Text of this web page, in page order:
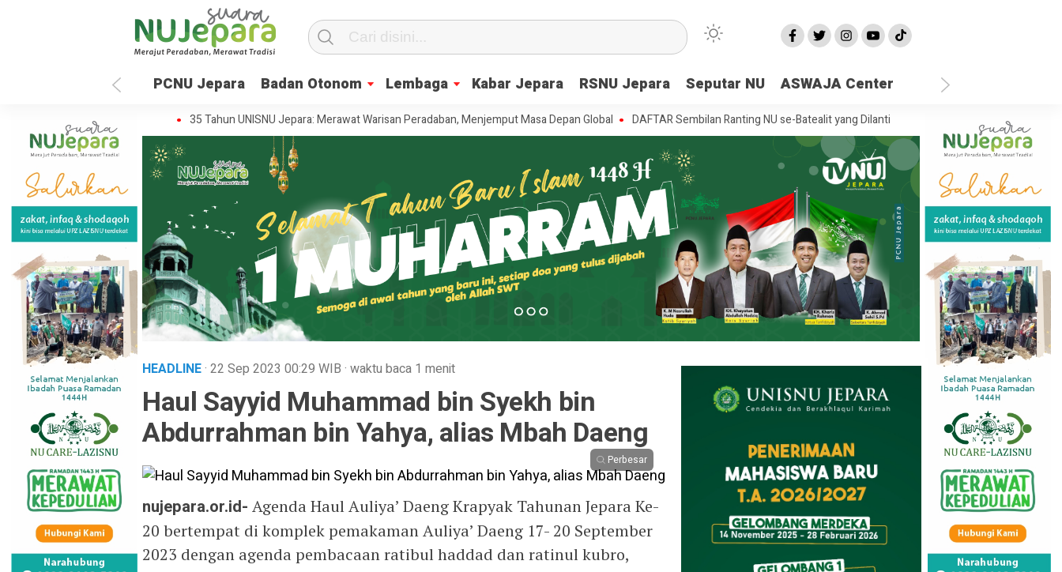
PCNU Jepara Badan Otonom Lembaga Kabar Jepara RSNU Jepara Seputar NU ASWAJA Center
Masa Depan Global 35 Tahun UNISNU Jepara: Merawat Warisan Peradaban, Menjemput Masa Depan Global DAFTAR Sembilan Ranting NU se-Batealit yang Dilantik, Ini Pesan Rais Syuriah PCNU Jepara
HEADLINE· 22 Sep 2023 00:29 WIB · waktu baca 1 menit
Haul Sayyid Muhammad bin Syekh bin
Abdurrahman bin Yahya, alias Mbah Daeng
Perbesar
nujepara.or.id- Agenda Haul Auliya’ Daeng Krapyak Tahunan Jepara Ke-
20 bertempat di komplek pemakaman Auliya’ Daeng 17- 20 September
2023 dengan agenda pembacaan ratibul haddad dan ratinul kubro,